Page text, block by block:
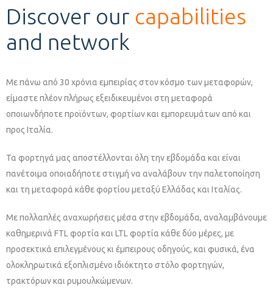
Discover our capabilities
and network
Με πάνω από 30 χρόνια εμπειρίας στον κόσμο των μεταφορών,
είμαστε πλέον πλήρως εξειδικευμένοι στη μεταφορά
οποιωνδήποτε προϊόντων, φορτίων και εμπορευμάτων από και
προς Ιταλία.
Τα φορτηγά μας αποστέλλονται όλη την εβδομάδα και είναι
πανέτοιμα οποιαδήποτε στιγμή να αναλάβουν την παλετοποίηση
και τη μεταφορά κάθε φορτίου μεταξύ Ελλάδας και Ιταλίας.
Με πολλαπλές αναχωρήσεις μέσα στην εβδομάδα, αναλαμβάνουμε
καθημερινά FTL φορτία και LTL φορτία κάθε δύο μέρες, με
προσεκτικά επιλεγμένους κι έμπειρους οδηγούς, και φυσικά, ένα
ολοκληρωτικά εξοπλισμένο ιδιόκτητο στόλο φορτηγών,
τρακτόρων και ρυμουλκώμενων.